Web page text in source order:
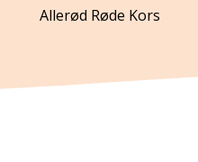
Allerød Røde Kors